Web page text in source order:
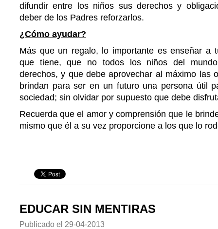
difundir entre los niños sus derechos y
deber de los Padres reforzarlos.
¿Cómo ayudar?
Más que un regalo, lo importante es enseñar a
que tiene, que no todos los niños del
derechos, y que debe aprovechar al máximo las
brindan para ser en un futuro una persona útil
sociedad; sin olvidar por supuesto que debe
Recuerda que el amor y comprensión que le
mismo que él a su vez proporcione a los que lo
EDUCAR SIN MENTIRAS
Publicado el 29-04-2013